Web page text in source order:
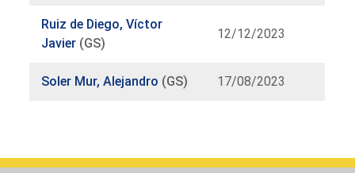
órganos
Ruiz de Diego, Víctor
Javier (GS)
12/12/2023
Soler Mur, Alejandro (GS) 17/08/2023